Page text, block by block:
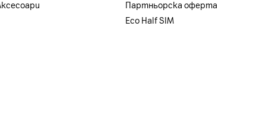
Партньорска оферта
Eco Half SIM